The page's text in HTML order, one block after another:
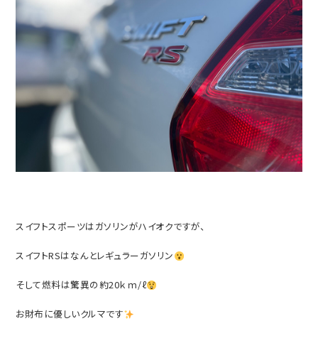
スイフトスポーツはガソリンがハイオクですが、
スイフトRSはなんとレギュラーガソリン
そして燃料は驚異の約20ｋｍ/ℓ
お財布に優しいクルマです